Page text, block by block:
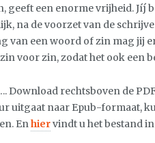
geeft een enorme vrijheid. Jíj
na de voorzet van de
van een woord of zin mag jij
voor zin, zodat het ook een
Download rechtsboven de
uitgaat naar Epub-formaat,
Enhiervindt u het bestand